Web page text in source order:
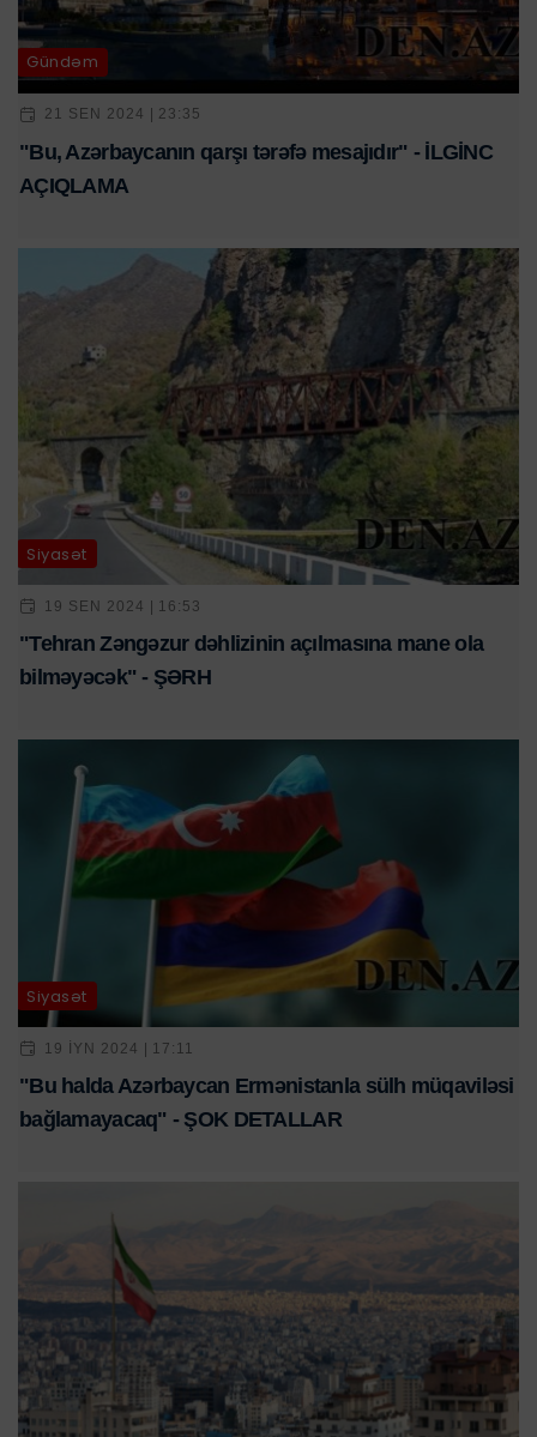
Gündəm
21 SEN 2024 | 23:35
"Bu, Azərbaycanın qarşı tərəfə mesajıdır" - İLGİNC
AÇIQLAMA
Siyasət
19 SEN 2024 | 16:53
"Tehran Zəngəzur dəhlizinin açılmasına mane ola
bilməyəcək" - ŞƏRH
Siyasət
19 IYN 2024 | 17:11
"Bu halda Azərbaycan Ermənistanla sülh müqaviləsi
bağlamayacaq" - ŞOK DETALLAR